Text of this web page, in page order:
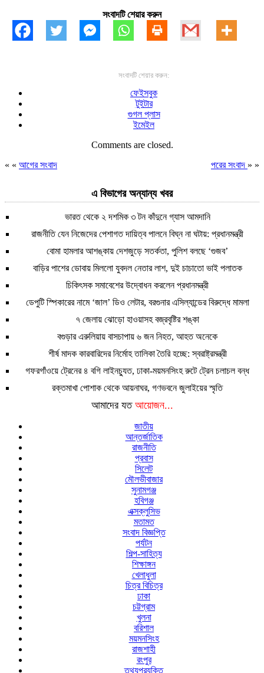
সংবাদটি শেয়ার করুন
সংবাদটি শেয়ার করুন:
ফেইসবুক
টুইটার
গুগল প্লাস
ইমেইল
Comments are closed.
« « আগের সংবাদ পরের সংবাদ » »
এ বিভাগের অন্যান্য খবর
ভারত থেকে ২ দশমিক ৩ টন কাঁদুনে গ্যাস আমদানি
রাজনীতি যেন নিজেদের পেশাগত দায়িত্ব পালনে বিঘ্ন না ঘটায়: প্রধানমন্ত্রী
বোমা হামলার আশঙ্কায় দেশজুড়ে সতর্কতা, পুলিশ বলছে ‘গুজব’
বাড়ির পাশের ডোবায় মিললো যুবদল নেতার লাশ, দুই চাচাতো ভাই পলাতক
চিকিৎসক সমাবেশের উদ্বোধন করলেন প্রধানমন্ত্রী
ডেপুটি স্পিকারের নামে ‘জাল’ ডিও লেটার, বরগুনার এসিল্যান্ডের বিরুদ্ধে মামলা
৭ জেলায় ঝোড়ো হাওয়াসহ বজ্রবৃষ্টির শঙ্কা
বগুড়ার এরুলিয়ায় বাসচাপায় ৬ জন নিহত, আহত অনেকে
শীর্ষ মাদক কারবারিদের নির্মোহ তালিকা তৈরি হচ্ছে: স্বরাষ্ট্রমন্ত্রী
গফরগাঁওয়ে ট্রেনের ৪ বগি লাইনচ্যুত, ঢাকা-ময়মনসিংহ রুটে ট্রেন চলাচল বন্ধ
রক্তমাখা পোশাক থেকে আয়নাঘর, গণভবনে জুলাইয়ের স্মৃতি
আমাদের যত আয়োজন...
জাতীয়
আন্তর্জাতিক
রাজনীতি
প্রবাস
সিলেট
মৌলভীবাজার
সুনামগঞ্জ
হবিগঞ্জ
এক্সক্লুসিভ
মতামত
সংবাদ বিজ্ঞপ্তি
পর্যটন
শিল্প-সাহিত্য
শিক্ষাঙ্গন
খেলাধুলা
চিত্র বিচিত্র
ঢাকা
চট্টগ্রাম
খুলনা
বরিশাল
ময়মনসিংহ
রাজশাহী
রংপুর
তথ্যপ্রযুক্তি